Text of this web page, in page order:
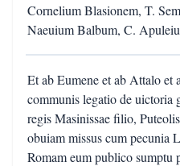
Cornelium Blasionem, T.
Naeuium Balbum, C.
Et ab Eumene et ab Attalo et
communis legatio de uictoria
regis Masinissae filio,
obuiam missus cum pecunia
Romam eum publico sumptu